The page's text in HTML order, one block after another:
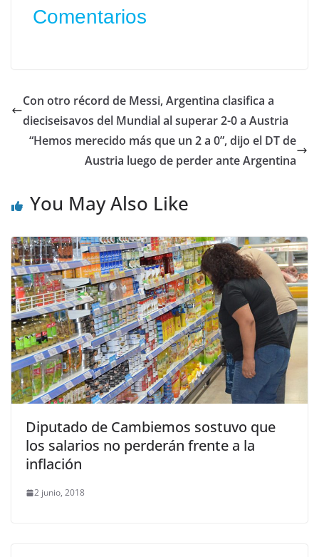
Comentarios
Con otro récord de Messi, Argentina clasifica a
dieciseisavos del Mundial al superar 2-0 a Austria
“Hemos merecido más que un 2 a 0”, dijo el DT de
Austria luego de perder ante Argentina
You May Also Like
Diputado de Cambiemos sostuvo que
los salarios no perderán frente a la
inflación
2 junio, 2018